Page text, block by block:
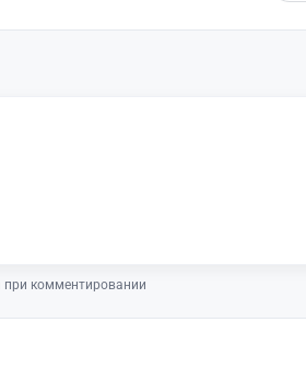
комментировании